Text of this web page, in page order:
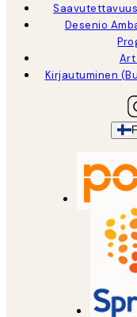
Desenio
Art
Kirjautuminen